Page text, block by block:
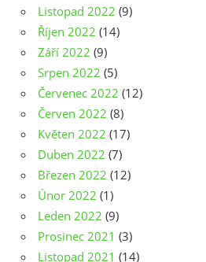
Listopad 2022 (9)
Říjen 2022 (14)
Září 2022 (9)
Srpen 2022 (5)
Červenec 2022 (12)
Červen 2022 (8)
Květen 2022 (17)
Duben 2022 (7)
Březen 2022 (12)
Únor 2022 (1)
Leden 2022 (9)
Prosinec 2021 (3)
Listopad 2021 (14)